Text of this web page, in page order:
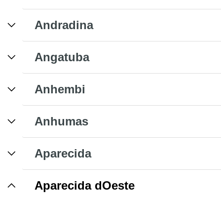
Andradina
Angatuba
Anhembi
Anhumas
Aparecida
Aparecida dOeste